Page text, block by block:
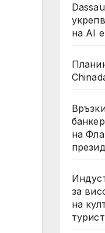
на AI
на
за
на